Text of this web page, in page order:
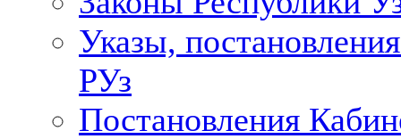
Указы,
РУз
Постановления